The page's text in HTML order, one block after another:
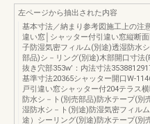
左ページから抽出された内容
基本寸法／納まり参考図施工上の注
違い窓│シャッター付引違い窓縦断
子防湿気密フィルム(別途)透湿防水
部品)シ－リング(別途)木部開口寸法
抜き穴部353w’：内法寸法
基準寸法20365シャッター開口W-
戸引違い窓シャッター付204テラ
防水シ－ト(別売部品)防水テープ(別
湿防水シ－ト(別途)防湿気密フィル
途）シーリング(別途)防水テープ(別